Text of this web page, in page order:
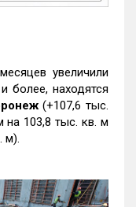
увеличили
более, находятся
(+107,6 тыс.
103,8 тыс. кв. м
м).